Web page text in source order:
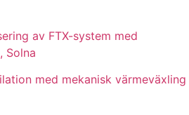
av FTX-system med
Solna
med mekanisk värmeväxling